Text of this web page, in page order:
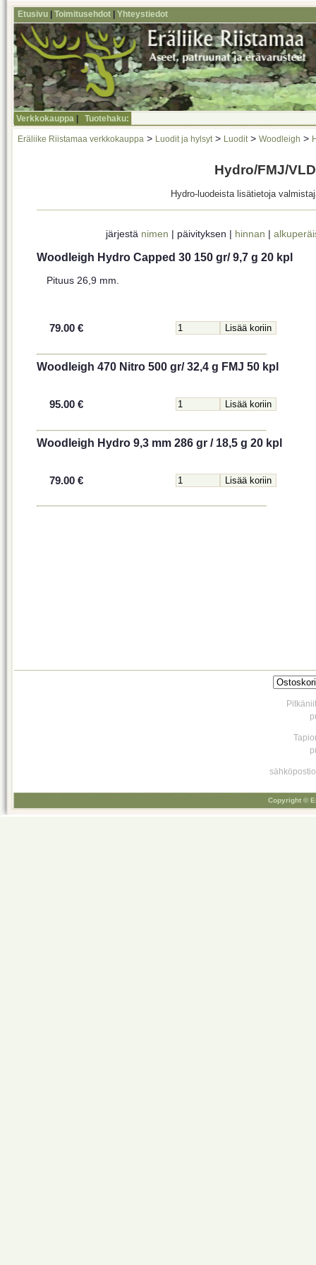
Etusivu Toimitusehdot Yhteystiedot
Verkkokauppa Tuotehaku:
Eräliike Riistamaa verkkokauppa > Luodit ja hylsyt > Luodit > Woodleigh >
Hydro/FMJ/VLD
Hydro-luodeista lisätietoja
järjestä nimen | päivityksen | hinnan |
Woodleigh Hydro Capped 30 150 gr/ 9,7 g 20 kpl
Pituus 26,9 mm.
79.00 €
Woodleigh 470 Nitro 500 gr/ 32,4 g FMJ 50 kpl
95.00 €
Woodleigh Hydro 9,3 mm 286 gr / 18,5 g 20 kpl
79.00 €
Copyright ©